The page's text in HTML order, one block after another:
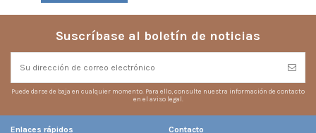
Suscríbase al boletín de noticias
Puede darse de baja en cualquier momento. Para ello, consulte nuestra información de contacto
en el aviso legal.
Enlaces rápidos Contacto